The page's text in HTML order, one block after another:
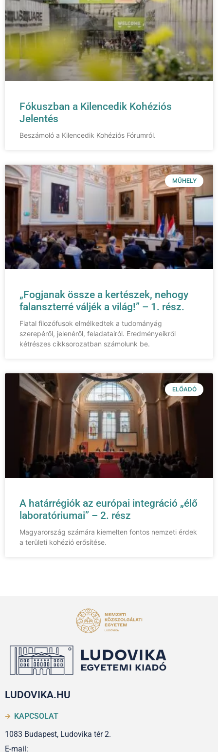
Fókuszban a Kilencedik Kohéziós
Jelentés
Beszámoló a Kilencedik Kohéziós Fórumról.
MŰHELY
„Fogjanak össze a kertészek, nehogy
falanszterré váljék a világ!” – 1. rész.
Fiatal filozófusok elmélkedtek a tudományág
szerepéről, jelenéről, feladatairól. Eredményeikről
kétrészes cikksorozatban számolunk be.
ELŐADÓ
A határrégiók az európai integráció „élő
laboratóriumai” – 2. rész
Magyarország számára kiemelten fontos nemzeti érdek
a területi kohézió erősítése.
LUDOVIKA.HU
KAPCSOLAT
1083 Budapest, Ludovika tér 2.
E-mail: